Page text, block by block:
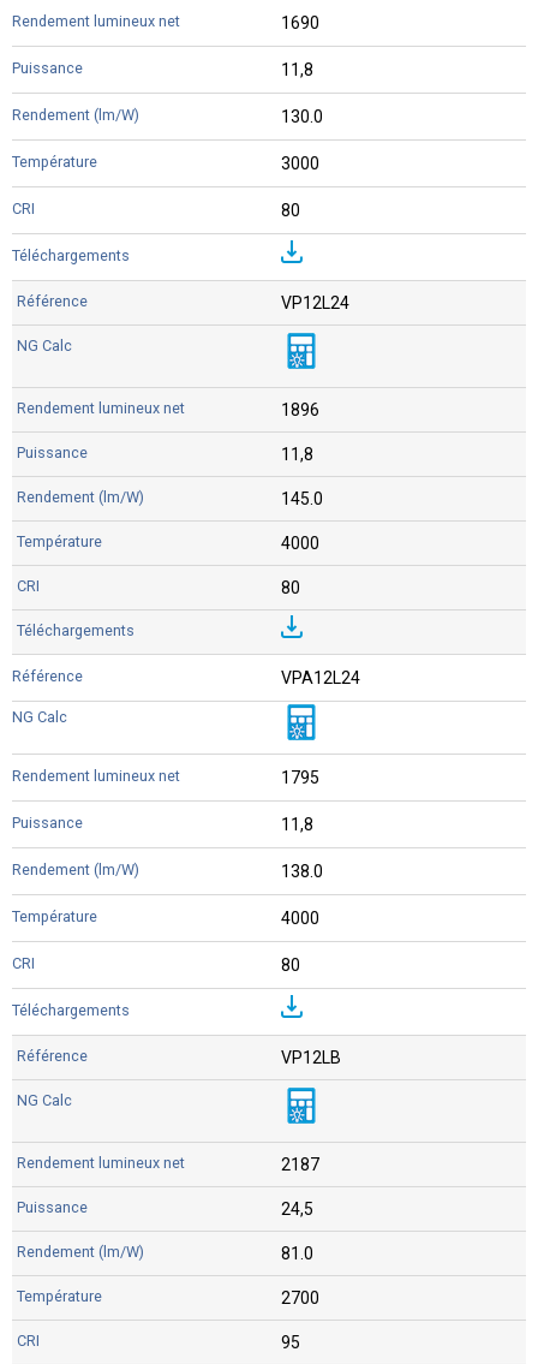
1690
11,8
130.0
3000
80
VP12L24
1896
11,8
145.0
4000
80
VPA12L24
1795
11,8
138.0
4000
80
VP12LB
2187
24,5
81.0
2700
95